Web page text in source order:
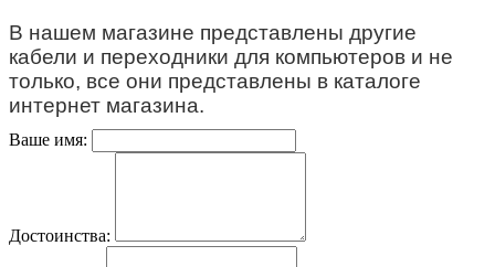
В нашем магазине представлены другие
кабели и переходники для компьютеров и не
только, все они представлены в каталоге
интернет магазина.
Ваше имя:
Достоинства: